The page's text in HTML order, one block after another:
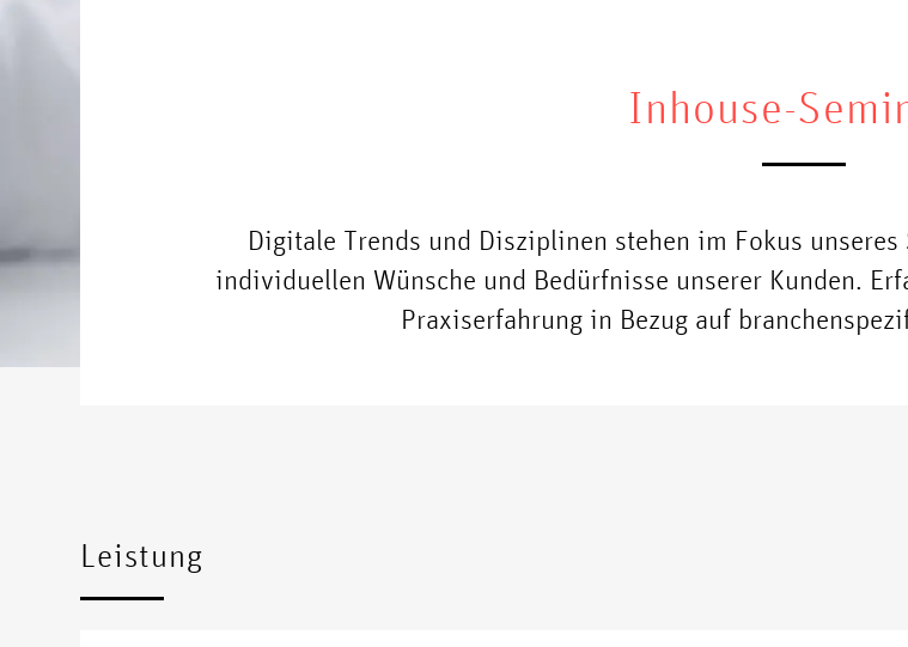
Inhouse-
Digitale Trends und Disziplinen stehen im Fokus
individuellen Wünsche und Bedürfnisse unserer Kunden.
Praxiserfahrung in Bezug auf
Leistung